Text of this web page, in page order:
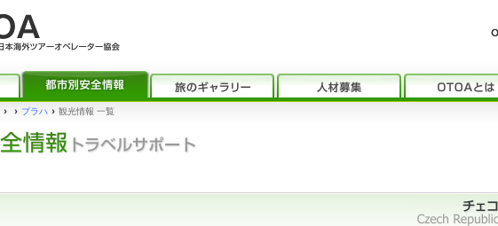
› › プラハ › 観光情報 一覧